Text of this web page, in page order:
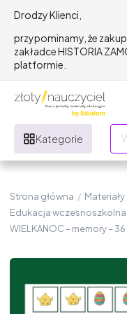
Drodzy Klienci,
przypominamy, że
zakładce HISTORIA
platformie.
Kategorie
Strona główna /
Edukacja wczesnoszkolna
WIELKANOC – memory –